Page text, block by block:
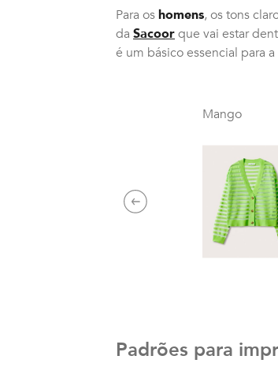
Para oshomens, os tons
da Sacoorque vai estar
é um básico essencial para a
Mango
Previous
Padrões para